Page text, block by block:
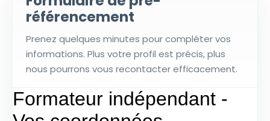
référencement
Prenez quelques minutes pour compléter vos
informations. Plus votre profil est précis, plus
nous pourrons vous recontacter efficacement.